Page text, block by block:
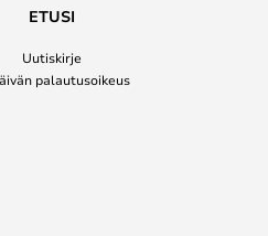
ETUSI
Uutiskirje
palautusoikeus